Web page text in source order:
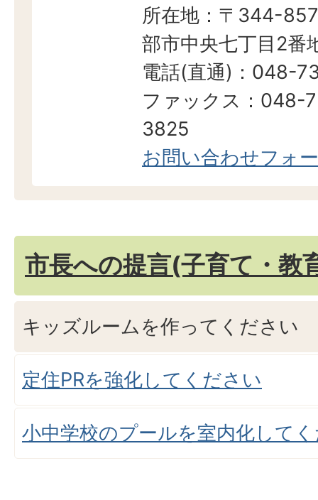
所在地：〒344-
部市中央七丁目2番
電話(直通)：048-
ファックス：048-
3825
お問い合わせフォ
市長への提言(子育て・教
キッズルームを作ってください
定住PRを強化してください
小中学校のプールを室内化して